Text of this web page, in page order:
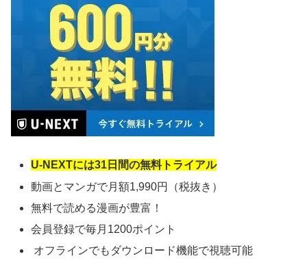
U-NEXTには31日間の無料トライアル
動画とマンガで月額1,990円（税抜き）
無料で読める漫画が豊富！
会員登録で毎月1200ポイント
オフラインでもダウンロード機能で視聴可能